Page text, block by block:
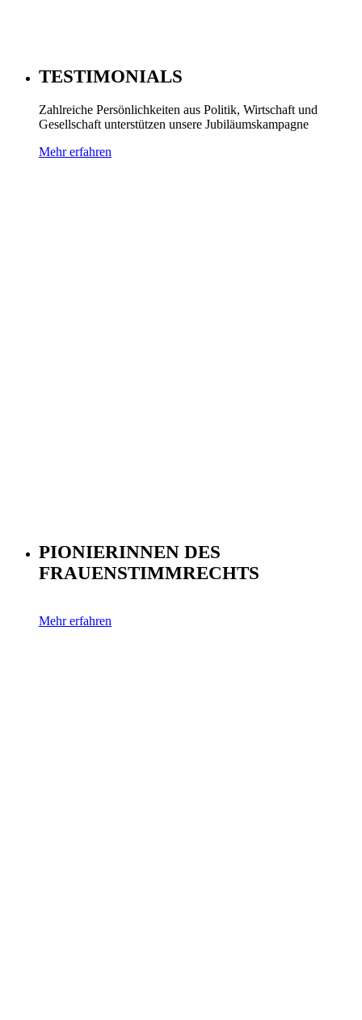
TESTIMONIALS
Zahlreiche Persönlichkeiten aus Politik, Wirtschaft und
Gesellschaft unterstützen unsere Jubiläumskampagne
Mehr erfahren
PIONIERINNEN DES
FRAUENSTIMMRECHTS
Mehr erfahren